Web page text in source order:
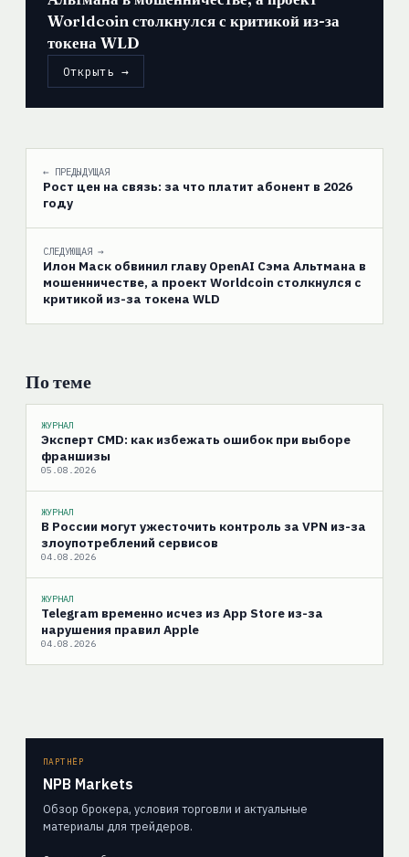
Worldcoin столкнулся с критикой из-за
токена WLD
Открыть →
← ПРЕДЫДУЩАЯ
Рост цен на связь: за что платит абонент в 2026
году
СЛЕДУЮЩАЯ →
Илон Маск обвинил главу OpenAI Сэма Альтмана в
мошенничестве, а проект Worldcoin столкнулся с
критикой из-за токена WLD
По теме
ЖУРНАЛ
Эксперт CMD: как избежать ошибок при выборе
франшизы
05.08.2026
ЖУРНАЛ
В России могут ужесточить контроль за VPN из-за
злоупотреблений сервисов
04.08.2026
ЖУРНАЛ
Telegram временно исчез из App Store из-за
нарушения правил Apple
04.08.2026
ПАРТНЁР
NPB Markets
Обзор брокера, условия торговли и актуальные
материалы для трейдеров.